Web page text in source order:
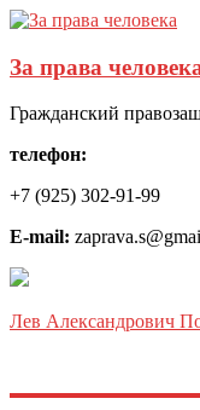
За права
Гражданский
телефон:
+7 (925) 302-91-99
E-mail:
Лев Александрович